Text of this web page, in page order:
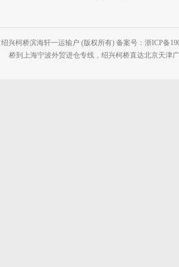
绍兴柯桥滨海轩一运输户 (版权所有) 备案号：浙ICP备
桥到上海宁波外贸进仓专线，绍兴柯桥直达北京天津